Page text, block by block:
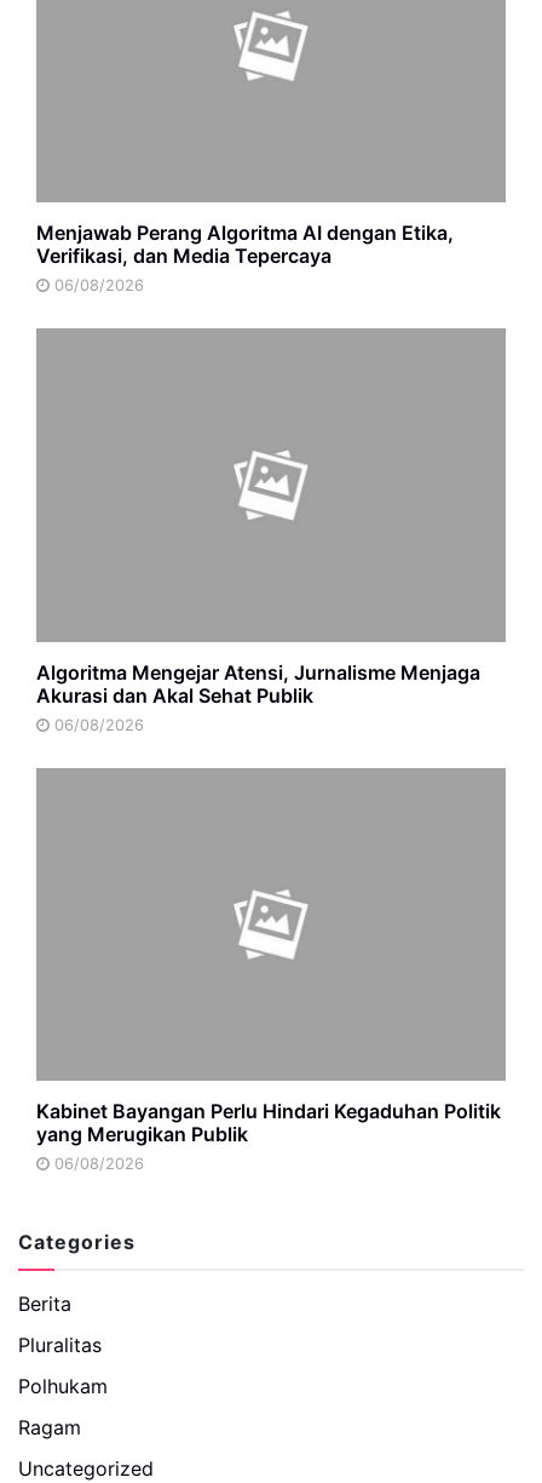
Menjawab Perang Algoritma AI dengan Etika,
Verifikasi, dan Media Tepercaya
06/08/2026
Algoritma Mengejar Atensi, Jurnalisme Menjaga
Akurasi dan Akal Sehat Publik
06/08/2026
Kabinet Bayangan Perlu Hindari Kegaduhan Politik
yang Merugikan Publik
06/08/2026
Categories
Berita
Pluralitas
Polhukam
Ragam
Uncategorized